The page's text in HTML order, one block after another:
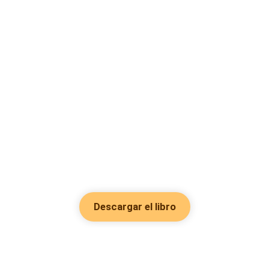
Descargar el libro